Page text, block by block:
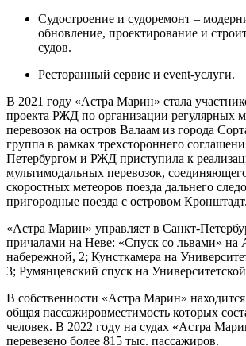
Судостроение и судоремонт –
обновление, проектирование и
судов.
Ресторанный сервис и event-услуги.
В 2021 году «Астра Марин» стала
проекта РЖД по организации регулярных
перевозок на остров Валаам из города
группа в рамках трехстороннего
Петербургом и РЖД приступила к
мультимодальных перевозок,
скоростных метеоров поезда дальнего
пригородные поезда с островом Кронштадт.
«Астра Марин» управляет в Санкт-
причалами на Неве: «Спуск со львами» на
набережной, 2; Кунсткамера на
3; Румянцевский спуск на
В собственности «Астра Марин»
общая пассажировместимость которых
человек. В 2022 году на судах «Астра
перевезено более 815 тыс. пассажиров.